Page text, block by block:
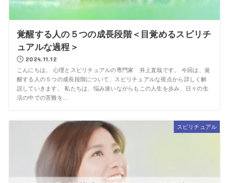
覚醒する人の５つの成長段階＜目覚めるスピリチ
ュアルな過程＞
2024.11.12
こんにちは。 心理とスピリチュアルの専門家 井上直哉です。 今回は、覚
醒する人の５つの成長段階について、スピリチュアルな視点から詳しく解
説していきます。 私たちは、悩み迷いながらもこの人生を歩み、日々の生
活の中での苦難を...
スピリチュアル